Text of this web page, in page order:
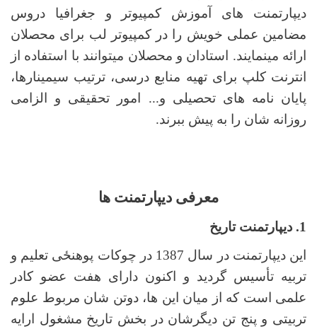
دیپارتمنت­ های آموزش کمپیوتر و جغرافیا دروس
مضامین عملی خویش را در کمپیوتر لب برای محصلان
ارائه می­نمایند. استادان و محصلان می­توانند با استفاده از
انترنت کلپ برای تهیه منابع درسی، ترتیب سیمینارها،
پایان ­نامه ­های تحصیلی و... امور تحقیقی و الزامی
روزانه شان را به پیش ببرند.
معرفی دیپارتمنت­ ها
1. دیپارتمنت تاریخ
این دیپارتمنت در سال 1387 در چوکات پوهنځی تعلیم و
تربیه تأسیس گردید و اکنون دارای هفت عضو کادر
علمی است که از میان این ها، دوتن شان مربوط علوم
تربیتی و پنج تن دیگرشان در بخش تاریخ مشغول ارایه